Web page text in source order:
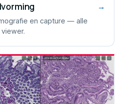
→
en capture — alle